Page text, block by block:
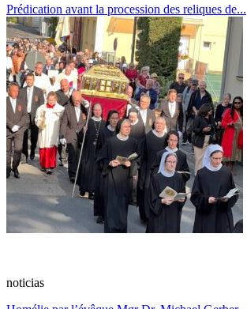
Prédication avant la procession des reliques de...
noticias